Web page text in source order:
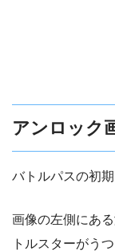
アンロック
バトルパスの初
画像の左側にあ
トルスターがう